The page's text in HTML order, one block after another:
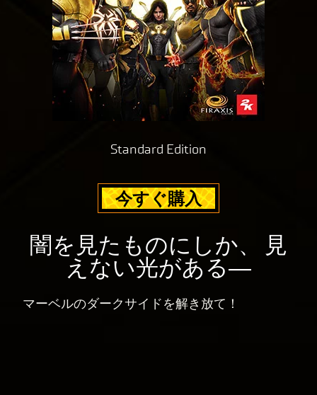
Standard Edition
今すぐ購入
闇を見たものにしか、 見
えない光がある―
マーベルのダークサイドを解き放て！